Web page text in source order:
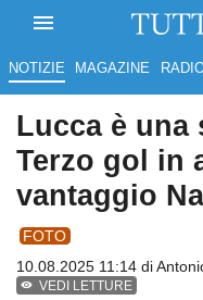
NOTIZIE MAGAZINE
Lucca è una
Terzo gol in
vantaggio
FOTO
10.08.2025 11:14 di
VEDI LETTURE